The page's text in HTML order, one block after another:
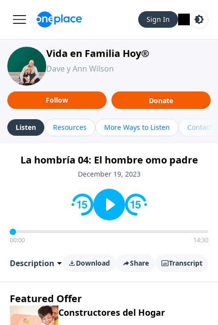
Sign In
Vida en Familia Hoy®
Dave y Ann Wilson
Follow Donate
Listen Resources More Ways to Listen Contact
La hombría 04: El hombre omo padre
December 19, 2023
00:00 14:30
Description Download Share Transcript
Featured Offer
Constructores del Hogar